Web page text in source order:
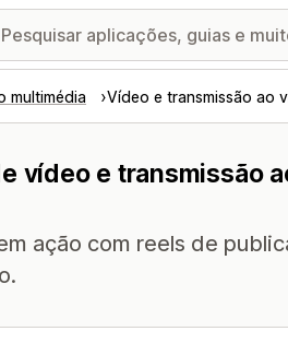
multimédia Vídeo e transmissão ao
vídeo e transmissão
ação com reels de